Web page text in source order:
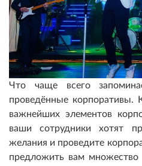
Что чаще всего
проведённые корпоративы.
важнейших элементов
ваши сотрудники хотят
желания и проведите
предложить вам множество